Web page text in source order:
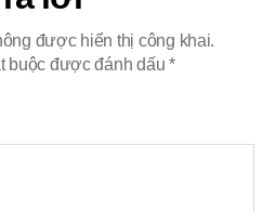
được hiển thị công khai.
buộc được đánh dấu*